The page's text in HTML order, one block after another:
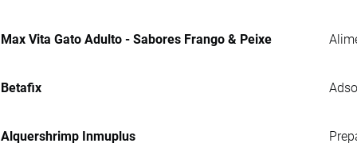
Max Vita Gato Adulto - Sabores Frango & Peixe
Betafix
Alquershrimp Inmuplus